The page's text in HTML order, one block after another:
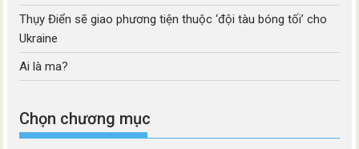
Thụy Điển sẽ giao phương tiện thuộc ‘đội tàu bóng tối’ cho
Ukraine
Ai là ma?
Chọn chương mục